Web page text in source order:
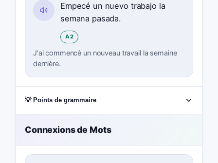
Empecé un nuevo trabajo la
semana pasada.
A2
J'ai commencé un nouveau travail la semaine
dernière.
💡 Points de grammaire
Connexions de Mots